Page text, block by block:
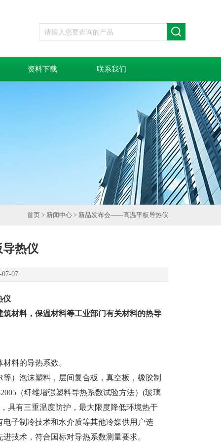
资料下载 联系我们
首页 > 新闻中心 > 新品发布会——高温平板导热仪
热仪
07
仪
筑材料，保温材料等工业部门有关材料的热导
材料的导热系数。
等）泡沫塑料，层间复合板，真空板，橡胶制
（纤维增强塑料导热系数试验方法） (玻璃
具有三重温度防护，最大限度降低环境热干
子制冷技术和水介质等其他冷媒供用户选
技术，符合国标对导热系数测量要求。